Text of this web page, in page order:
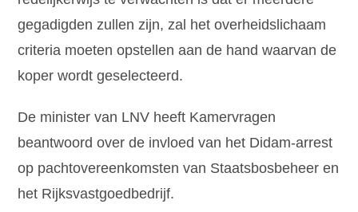
gegadigden zullen zijn, zal het overheidslichaam
criteria moeten opstellen aan de hand waarvan de
koper wordt geselecteerd.
De minister van LNV heeft Kamervragen
beantwoord over de invloed van het Didam-arrest
op pachtovereenkomsten van Staatsbosbeheer en
het Rijksvastgoedbedrijf.